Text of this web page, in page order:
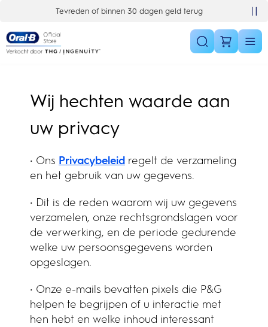
Tevreden of binnen 30 dagen geld terug
Wij hechten waarde aan
uw privacy
• Ons Privacybeleid regelt de verzameling
en het gebruik van uw gegevens.
• Dit is de reden waarom wij uw gegevens
verzamelen, onze rechtsgrondslagen voor
de verwerking, en de periode gedurende
welke uw persoonsgegevens worden
opgeslagen.
• Onze e-mails bevatten pixels die P&G
helpen te begrijpen of u interactie met
hen hebt en welke inhoud interessant